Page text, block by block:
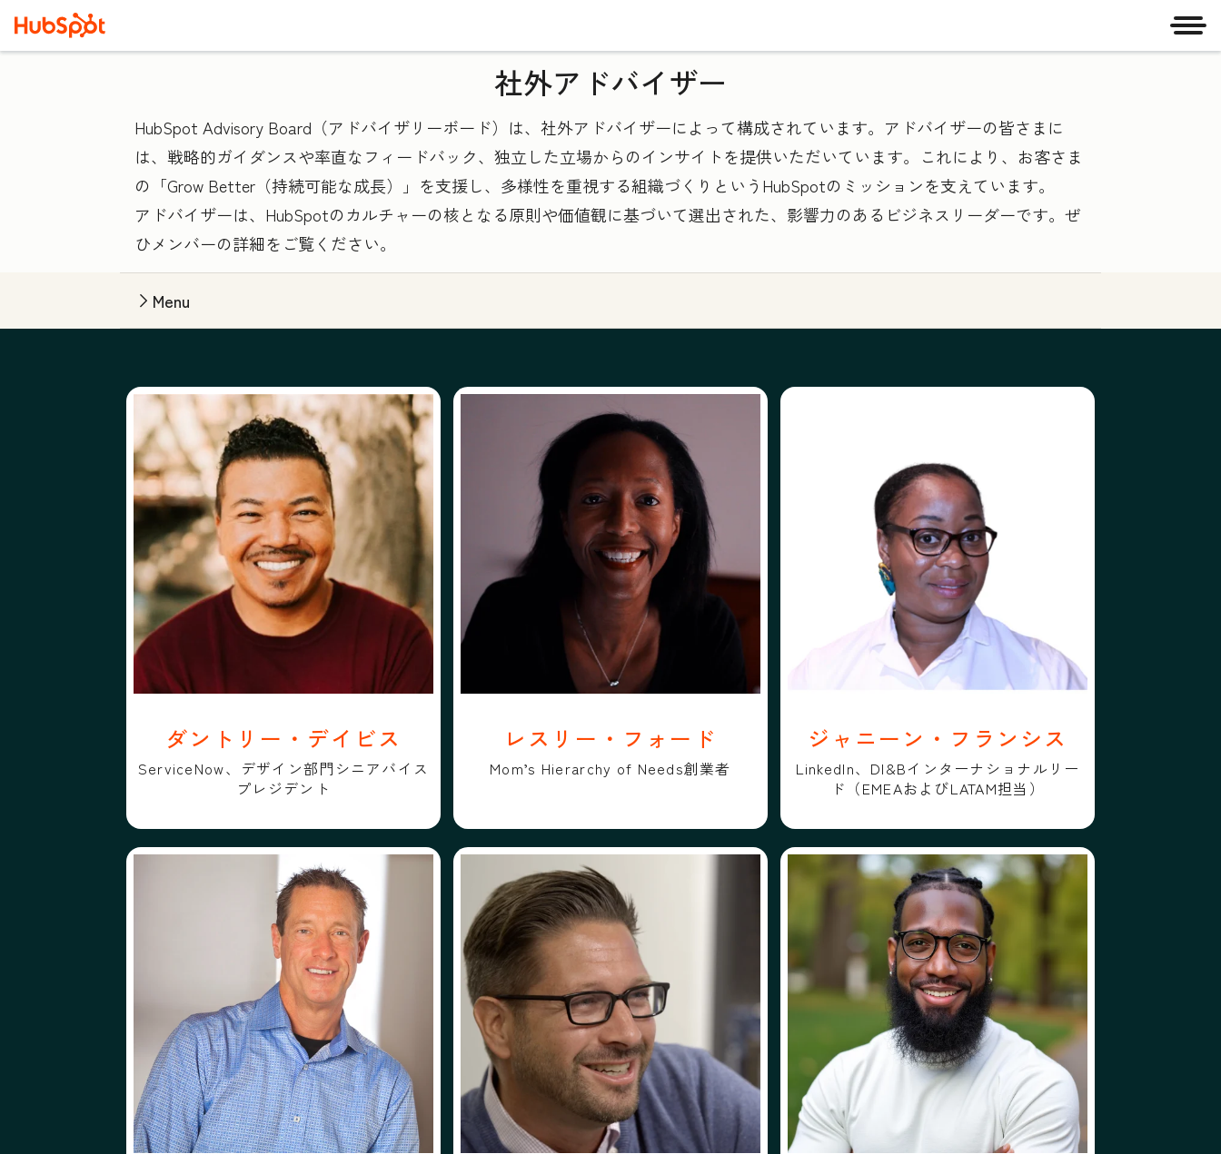
メ
社外アドバイザー
HubSpot Advisory Board（アドバイザリーボード）は、社外アドバイザーによって構成されています。アドバイザーの皆さまに
は、戦略的ガイダンスや率直なフィードバック、独立した立場からのインサイトを提供いただいています。これにより、お客さま
の「Grow Better（持続可能な成長）」を支援し、多様性を重視する組織づくりというHubSpotのミッションを支えています。
アドバイザーは、HubSpotのカルチャーの核となる原則や価値観に基づいて選出された、影響力のあるビジネスリーダーです。ぜ
ひメンバーの詳細をご覧ください。
Menu
プロフィール
ダントリー・デイビス
フォローする
ダントリー・デイビス
ダントリー・デイビス
ServiceNow、デザイン部門シニアバイス
プレジデント
プロフィール
レスリー・フォード
フォローする
レスリー・フォード
レスリー・フォード
Mom’s Hierarchy of Needs創業者
プロフィール
ジャニーン・フランシス
フォローする
ジャニーン・フランシス
ジャニーン・フランシス
LinkedIn、DI&Bインターナショナルリー
ド（EMEAおよびLATAM担当）
プロフィール
デイヴィッド・ミーアマン・スコット
フォローする
デイヴィッド・ミーアマン・スコット
プロフィール
マーク・ロベルジュ
フォローする
マーク・ロベルジュ
プロフィール
グレン・ニューマン
フォローする
グレン・ニューマン